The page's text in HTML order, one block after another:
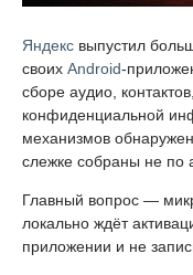
Яндекс выпустил
своих Android-
сборе аудио,
конфиденциальной
механизмов
слежке собраны не по
Главный вопрос —
локально ждёт
приложении и не